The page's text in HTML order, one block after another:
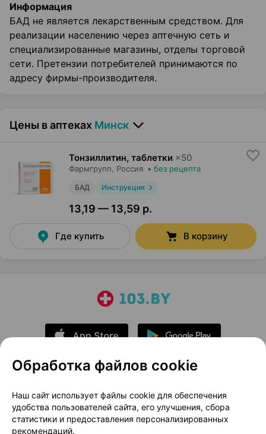
Информация
БАД не является лекарственным средством. Для
реализации населению через аптечную сеть и
специализированные магазины, отделы торговой
сети. Претензии потребителей принимаются по
адресу фирмы-производителя.
Цены в аптеках Минск
Тонзиллитин, таблетки ×50
Фармгрупп, Россия • без рецепта
БАД Инструкция
13,19 — 13,59 р.
Где купить В корзину
О проекте
Новости проекта
Размещение рекламы
Медицинский маркетинг
Публичный договор
Доставка
Обработка файлов cookie
Наш сайт использует файлы cookie для обеспечения
удобства пользователей сайта, его улучшения, сбора
статистики и предоставления персонализированных
рекомендаций.